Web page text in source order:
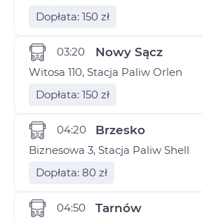
Dopłata: 150 zł
03:20 Nowy Sącz
Witosa 110, Stacja Paliw Orlen
Dopłata: 150 zł
04:20 Brzesko
Biznesowa 3, Stacja Paliw Shell
Dopłata: 80 zł
04:50 Tarnów